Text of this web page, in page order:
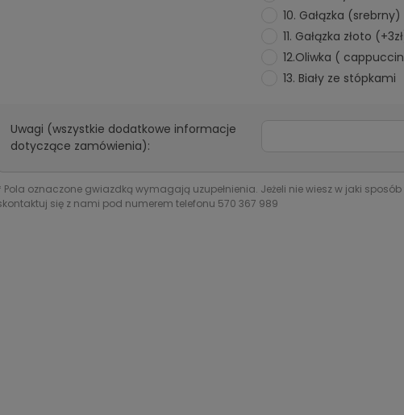
10. Gałązka (srebrny)
11. Gałązka złoto
12.Oliwka (
13. Biały ze stópkami
Uwagi (wszystkie dodatkowe informacje
dotyczące zamówienia):
Pola oznaczone gwiazdką wymagają uzupełnienia. Jeżeli nie wiesz w jaki
się z nami pod numerem telefonu 570 367 989